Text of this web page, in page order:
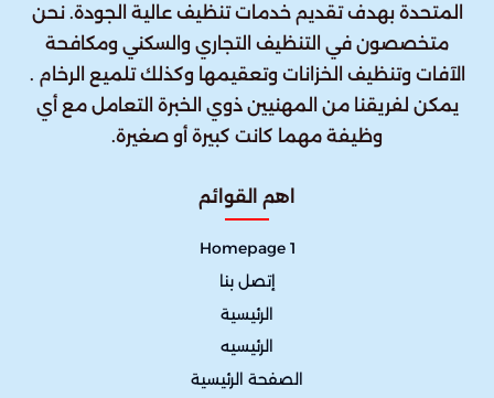
المتحدة بهدف تقديم خدمات تنظيف عالية الجودة. نحن
متخصصون في التنظيف التجاري والسكني ومكافحة
الآفات وتنظيف الخزانات وتعقيمها وكذلك تلميع الرخام .
يمكن لفريقنا من المهنيين ذوي الخبرة التعامل مع أي
وظيفة مهما كانت كبيرة أو صغيرة.
اهم القوائم
Homepage 1
إتصل بنا
الرئيسية
الرئيسيه
الصفحة الرئيسية